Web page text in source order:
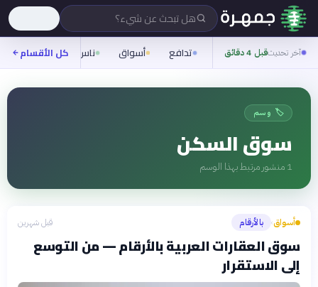
هل تبحث عن شيء؟
آخر تحديثقبل 4 دقائق تدافع أسواق ناس روح
كل الأقسام
🏷️ وسم
سوق السكن
1 منشور مرتبط بهذا الوسم
أسواق› بالأرقام قبل شهرين
سوق العقارات العربية بالأرقام — من التوسع
إلى الاستقرار